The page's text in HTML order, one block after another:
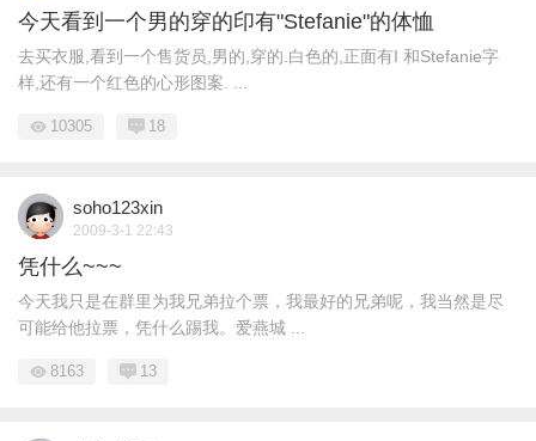
今天看到一个男的穿的印有"Stefanie"的体恤
去买衣服,看到一个售货员,男的,穿的.白色的,正面有I 和Stefanie字
样,还有一个红色的心形图案. ...
10305 18
soho123xin
2009-3-1 22:43
凭什么~~~
今天我只是在群里为我兄弟拉个票，我最好的兄弟呢，我当然是尽
可能给他拉票，凭什么踢我。爱燕城 ...
8163 13